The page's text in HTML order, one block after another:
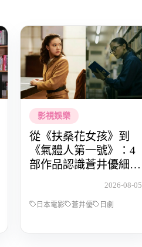
影視娛樂
從《扶桑花女孩》到
《氣體人第一號》：4
部作品認識蒼井優細膩
2026-08-05
日本電影 蒼井優 日劇